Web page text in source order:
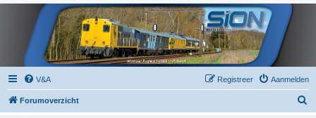
V&A Aanmelden
Registreer
Forumoverzicht